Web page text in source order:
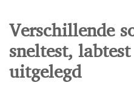
Verschillende
sneltest,
uitgelegd